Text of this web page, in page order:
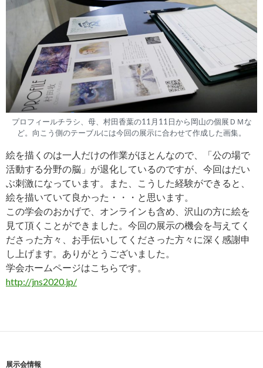
プロフィールチラシ、母、村田香葉の11月11日から岡山の個展ＤＭな
ど。向こう側のテーブルには今回の展示に合わせて作成した画集。
絵を描くのは一人だけの作業がほとんなので、「公の場で
活動する分野の脳」が退化しているのですが、今回はだい
ぶ刺激になっています。また、こうした経験ができると、
絵を描いていて良かった・・・と思います。
この学会のおかげで、オンラインも含め、沢山の方に絵を
見て頂くことができました。今回の展示の機会を与えてく
ださった方々、お手伝いしてくださった方々に深く感謝申
し上げます。ありがとうございました。
学会ホームページはこちらです。
http://jns2020.jp/
展示会情報